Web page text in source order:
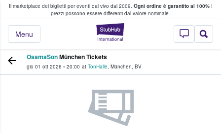
Il marketplace dei biglietti per eventi dal vivo dal 2009. Ogni ordine è garantito al 100%I
prezzi possono essere differenti dal valore nominale.
StubHub - Dove
Menu
fan comprano e vendono biglietti
OsamaSonMünchen Tickets
gio 01 ott 2026 • 20:00 at TonHalle, München, BV